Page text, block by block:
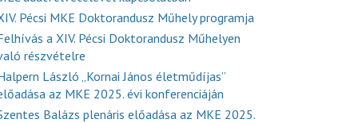
Pécsi MKE Doktorandusz Műhely programja
a XIV. Pécsi Doktorandusz Műhelyen
részvételre
László „Kornai János életműdíjas”
az MKE 2025. évi konferenciáján
Balázs plenáris előadása az MKE 2025.